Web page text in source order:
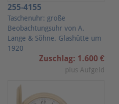
255-4155
Taschenuhr: große
Beobachtungsuhr von A.
Lange & Söhne, Glashütte um
1920
Zuschlag: 1.600 €
plus Aufgeld